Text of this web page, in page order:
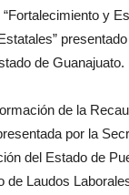
y
de Guanajuato.
de la
por la
del Estado de
de Laudos